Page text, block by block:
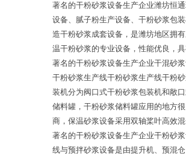
著名的干粉砂浆设备生产企业潍坊恒
设备、腻子粉生产设备、干粉砂浆包
造干粉砂浆成套设备，是潍坊地区拥
温干粉砂浆的专业设备，性能优良，
著名的干粉砂浆设备生产企业干混砂
干粉砂浆生产线干粉砂浆生产线干粉
装机分为阀口式干粉砂浆包装机和敞
储料罐，干粉砂浆储料罐应用的地方
商，保温砂浆设备采用双轴桨叶高效
著名的干粉砂浆设备生产企业干粉砂
线与预拌砂浆设备是由提升机、预混